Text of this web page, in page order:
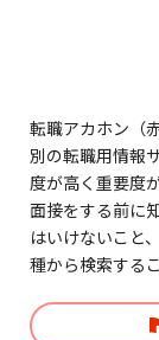
転職アカホン（
別の転職用情報
度が高く重要度
面接をする前に
はいけないこと
種から検索する